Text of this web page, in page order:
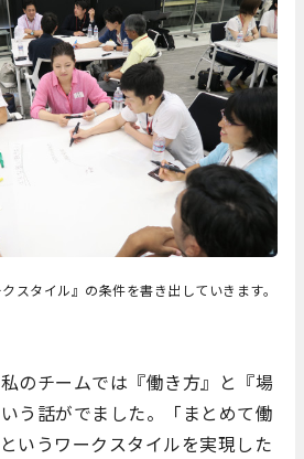
スタイル』の条件を書き出していきます。
私のチームでは『働き方』と『場
う話がでました。「まとめて働
いうワークスタイルを実現した